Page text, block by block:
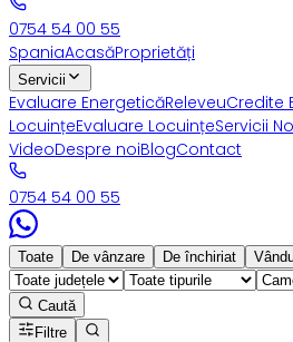
0754 54 00 55
SpaniaAcasăProprietăți
Servicii
Evaluare EnergeticăReleveuCredite
LocuințeEvaluare LocuințeServicii
VideoDespre noiBlogContact
0754 54 00 55
Toate De vânzare De închiriat
Caută
Filtre